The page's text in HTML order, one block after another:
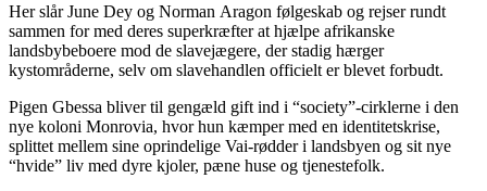
Her slår June Dey og Norman Aragon følgeskab og rejser rundt
sammen for med deres superkræfter at hjælpe afrikanske
landsbybeboere mod de slavejægere, der stadig hærger
kystområderne, selv om slavehandlen officielt er blevet forbudt.
Pigen Gbessa bliver til gengæld gift ind i “society”-cirklerne i den
nye koloni Monrovia, hvor hun kæmper med en identitetskrise,
splittet mellem sine oprindelige Vai-rødder i landsbyen og sit nye
“hvide” liv med dyre kjoler, pæne huse og tjenestefolk.